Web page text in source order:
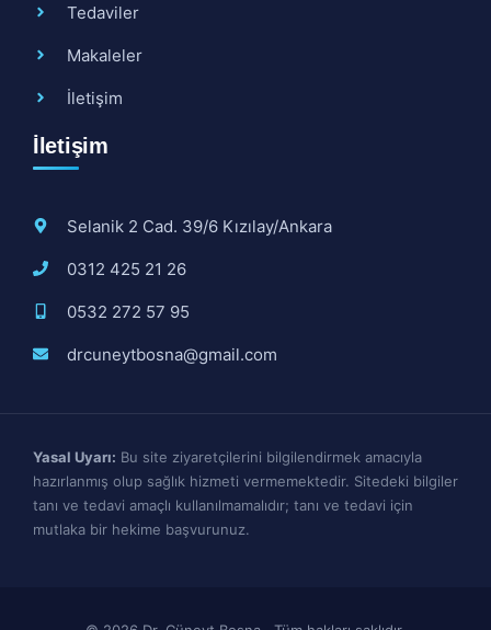
Tedaviler
Makaleler
İletişim
İletişim
Selanik 2 Cad. 39/6 Kızılay/Ankara
0312 425 21 26
0532 272 57 95
drcuneytbosna@gmail.com
Yasal Uyarı: Bu site ziyaretçilerini bilgilendirmek amacıyla
hazırlanmış olup sağlık hizmeti vermemektedir. Sitedeki bilgiler
tanı ve tedavi amaçlı kullanılmamalıdır; tanı ve tedavi için
mutlaka bir hekime başvurunuz.